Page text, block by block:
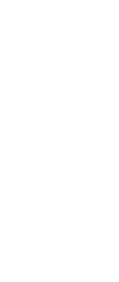
laisse ses disciples sans